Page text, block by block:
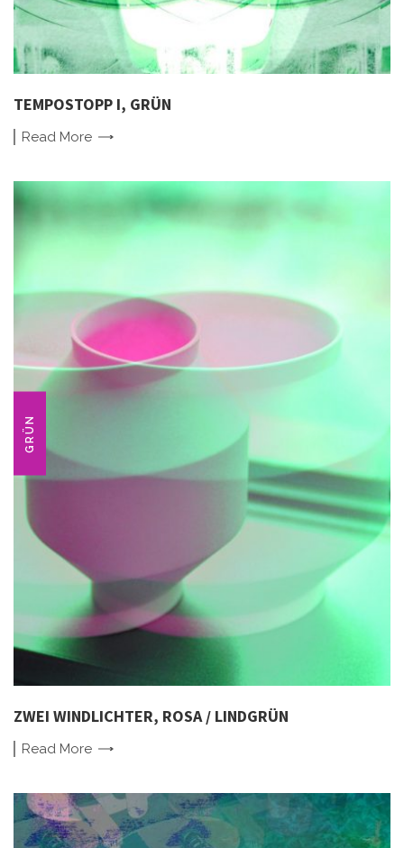
TEMPOSTOPP I, GRÜN
Read More
GRÜN
ZWEI WINDLICHTER, ROSA / LINDGRÜN
Read More